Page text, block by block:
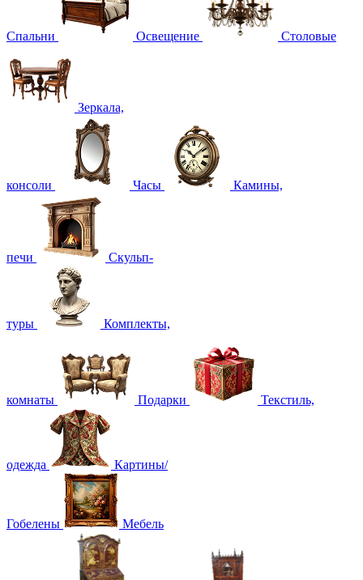
Спальни Освещение Столовые
Зеркала,
консоли Часы Камины,
печи Скульп-
туры Комплекты,
комнаты Подарки Текстиль,
одежда Картины/
Гобелены Мебель